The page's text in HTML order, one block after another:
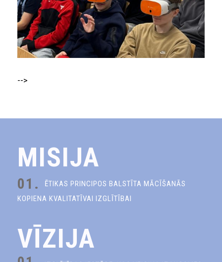
-->
MISIJA
01.
ĒTIKAS PRINCIPOS BALSTĪTA MĀCĪŠANĀS
KOPIENA KVALITATĪVAI IZGLĪTĪBAI
VĪZIJA